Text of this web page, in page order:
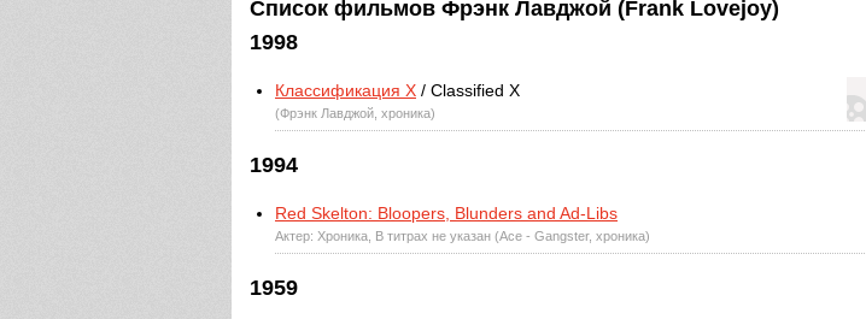
Список фильмов Фрэнк Лавджой (Frank Lovejoy)
1998
Классификация Х / Classified X
(Фрэнк Лавджой, хроника)
1994
Red Skelton: Bloopers, Blunders and Ad-Libs
Актер: Хроника, В титрах не указан (Ace - Gangster, хроника)
1959